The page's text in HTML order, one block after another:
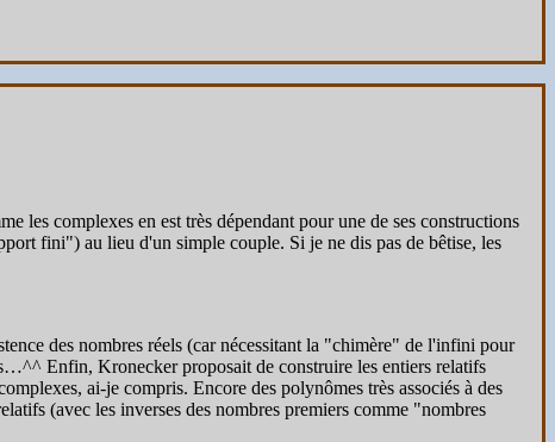
les complexes en est très dépendant pour une de ses constructions
fini") au lieu d'un simple couple. Si je ne dis pas de bêtise, les
des nombres réels (car nécessitant la "chimère" de l'infini pour
Enfin, Kronecker proposait de construire les entiers relatifs
ai-je compris. Encore des polynômes très associés à des
(avec les inverses des nombres premiers comme "nombres